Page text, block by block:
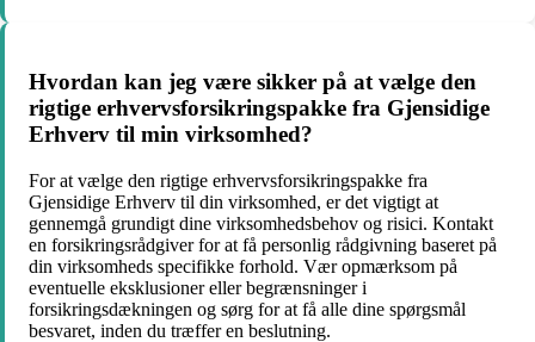
Hvordan kan jeg være sikker på at vælge den
rigtige erhvervsforsikringspakke fra Gjensidige
Erhverv til min virksomhed?
For at vælge den rigtige erhvervsforsikringspakke fra
Gjensidige Erhverv til din virksomhed, er det vigtigt at
gennemgå grundigt dine virksomhedsbehov og risici. Kontakt
en forsikringsrådgiver for at få personlig rådgivning baseret på
din virksomheds specifikke forhold. Vær opmærksom på
eventuelle eksklusioner eller begrænsninger i
forsikringsdækningen og sørg for at få alle dine spørgsmål
besvaret, inden du træffer en beslutning.